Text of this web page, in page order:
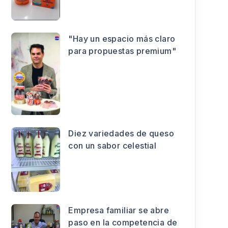
"Hay un espacio más claro
para propuestas premium"
Diez variedades de queso
con un sabor celestial
Empresa familiar se abre
paso en la competencia de